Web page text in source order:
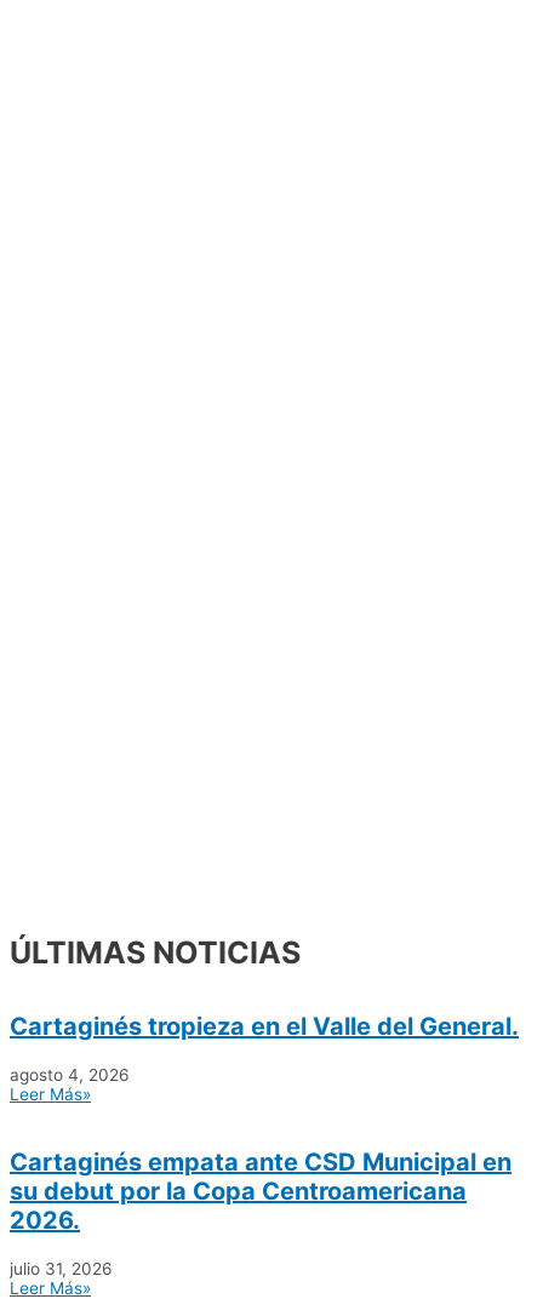
ÚLTIMAS NOTICIAS
Cartaginés tropieza en el Valle del General.
agosto 4, 2026
Leer Más»
Cartaginés empata ante CSD Municipal en
su debut por la Copa Centroamericana
2026.
julio 31, 2026
Leer Más»